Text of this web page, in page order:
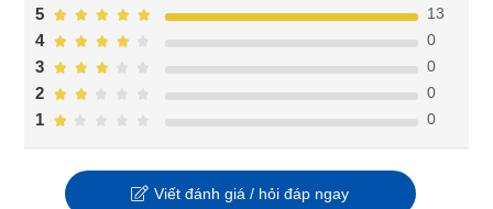
1 0
2 0
3 0
4 0
5 13
Viết đánh giá / hỏi đáp ngay